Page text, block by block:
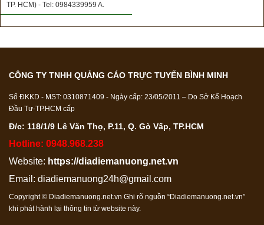
TP. HCM) - Tel: 0984339959 A.
Trọng - 0973613831 A. Sơn
CÔNG TY TNHH QUẢNG CÁO TRỰC TUYẾN BÌNH MINH
Số ĐKKD - MST: 0310871409 - Ngày cấp: 23/05/2011 – Do Sở Kế Hoạch
Đầu Tư-TP.HCM cấp
Đ/c: 118/1/9 Lê Văn Thọ, P.11, Q. Gò Vấp, TP.HCM
Hotline: 0948.968.238
Website: https://diadiemanuong.net.vn
Email: diadiemanuong24h@gmail.com
Copyright © Diadiemanuong.net.vn Ghi rõ nguồn “Diadiemanuong.net.vn”
khi phát hành lại thông tin từ website này.